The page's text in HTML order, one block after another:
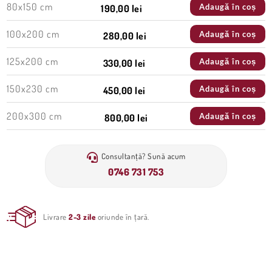
80x150 cm 190,00 lei Adaugă în coș
100x200 cm 280,00 lei Adaugă în coș
125x200 cm 330,00 lei Adaugă în coș
150x230 cm 450,00 lei Adaugă în coș
200x300 cm 800,00 lei Adaugă în coș
Consultanță? Sună acum
0746 731 753
Livrare2-3 zile oriunde în țară.